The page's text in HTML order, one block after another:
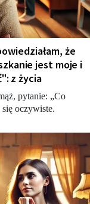
że
jest moje i
z życia
pytanie: „Co
się oczywiste.